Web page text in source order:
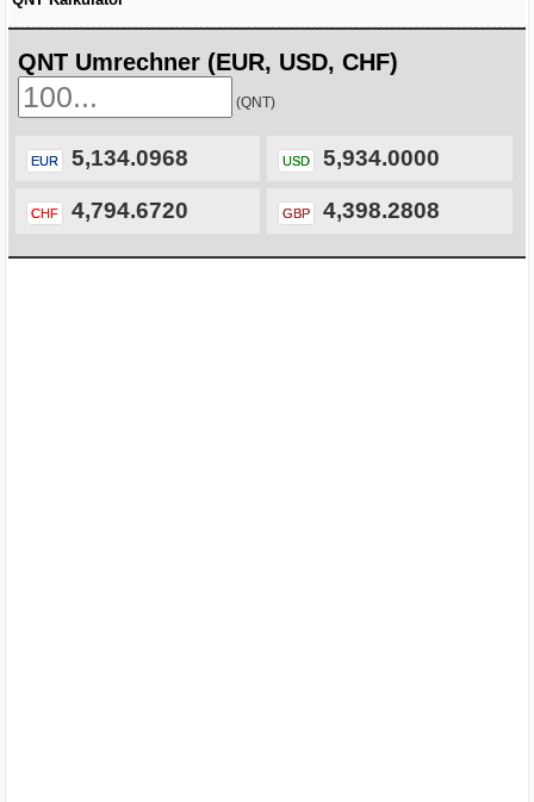
QNT Umrechner (EUR, USD, CHF)
(QNT)
EUR 5,134.0968 USD 5,934.0000
CHF 4,794.6720 GBP 4,398.2808